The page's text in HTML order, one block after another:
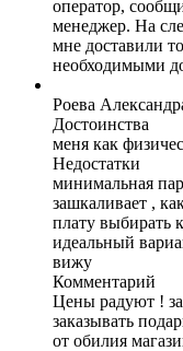
оператор,
менеджер. На
мне доставили
необходимыми
Роева
Достоинства
меня как
Недостатки
минимальная
зашкаливает ,
плату выбирать
идеальный
вижу
Комментарий
Цены радуют !
заказывать
от обилия